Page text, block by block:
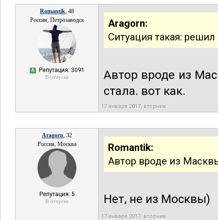
Romantik, 48
Россия, Петрозаводск
А Репутация: 3091
В отпуске
Aragorn:
Ситуация такая:
Автор вроде из
стала. вот как.
17 января 2017, вторник
Aragorn, 32
Россия, Москва
Репутация: 5
В отпуске
Romantik:
Автор вроде из
Нет, не из Москвы)
17 января 2017, вторник